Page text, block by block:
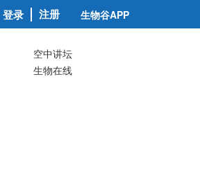
登录 注册 生物谷APP
空中讲坛
生物在线